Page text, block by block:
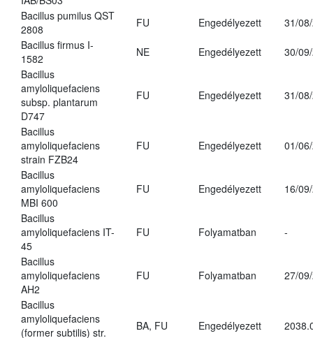
Bacillus pumilus QST
2808
FU Engedélyezett
31/
Bacillus firmus I-
1582
NE Engedélyezett
30/
Bacillus
amyloliquefaciens
subsp. plantarum
D747
FU Engedélyezett 31/
Bacillus
amyloliquefaciens
strain FZB24
FU Engedélyezett 01/
Bacillus
amyloliquefaciens
MBI 600
FU Engedélyezett 16/
Bacillus
amyloliquefaciens IT-
45
FU Folyamatban -
Bacillus
amyloliquefaciens
AH2
FU Folyamatban 27/
Bacillus
amyloliquefaciens
(former subtilis) str.
BA, FU Engedélyezett